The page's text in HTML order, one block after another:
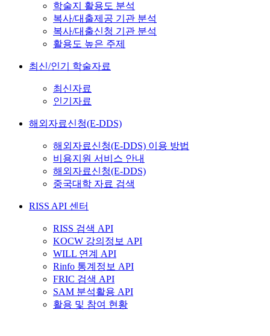
학술지 활용도 분석
복사/대출제공 기관 분석
복사/대출신청 기관 분석
활용도 높은 주제
최신/인기 학술자료
최신자료
인기자료
해외자료신청(E-DDS)
해외자료신청(E-DDS) 이용 방법
비용지원 서비스 안내
해외자료신청(E-DDS)
중국대학 자료 검색
RISS API 센터
RISS 검색 API
KOCW 강의정보 API
WILL 연계 API
Rinfo 통계정보 API
FRIC 검색 API
SAM 분석활용 API
활용 및 참여 현황